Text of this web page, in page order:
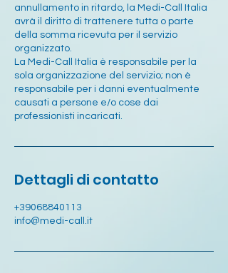
annullamento in ritardo, la Medi-Call Italia
avrà il diritto di trattenere tutta o parte
della somma ricevuta per il servizio
organizzato.
La Medi-Call Italia è responsabile per la
sola organizzazione del servizio; non è
responsabile per i danni eventualmente
causati a persone e/o cose dai
professionisti incaricati.
Dettagli di contatto
+39068840113
info@medi-call.it